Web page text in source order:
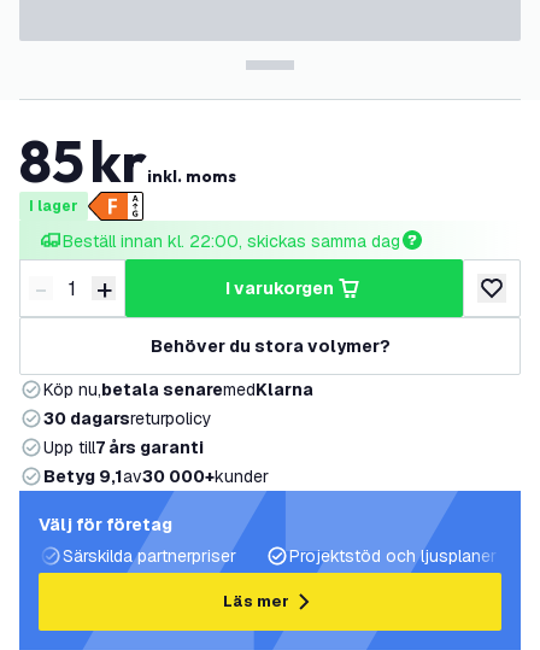
85krinkl. moms
I lager
Beställ innan kl. 22:00, skickas samma dag
Minska antal
- Öka antal
+ i varukorgen
lägg
Behöver du stora volymer?
Köp nu,betala senaremedKlarna
30 dagarsreturpolicy
Upp till7 års garanti
Betyg 9,1av30 000+kunder
Välj för företag
Särskilda partnerpriser
Projektstöd och ljusplaner
Läs mer